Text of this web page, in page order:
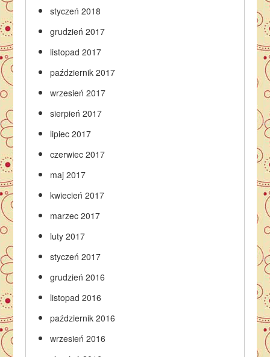
styczeń 2018
grudzień 2017
listopad 2017
październik 2017
wrzesień 2017
sierpień 2017
lipiec 2017
czerwiec 2017
maj 2017
kwiecień 2017
marzec 2017
luty 2017
styczeń 2017
grudzień 2016
listopad 2016
październik 2016
wrzesień 2016